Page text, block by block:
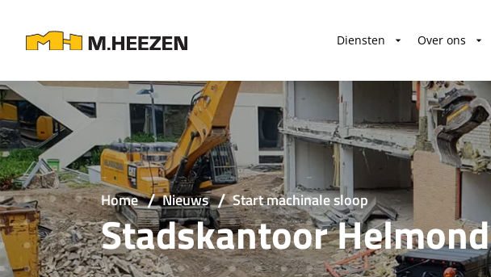
Diensten Over ons
Home Nieuws Start machinale sloop
Stadskantoor Helmond